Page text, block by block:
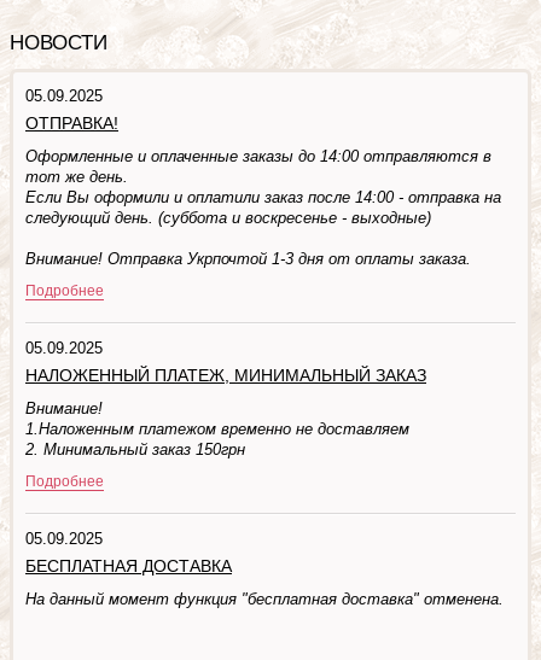
НОВОСТИ
05.09.2025
ОТПРАВКА!
Оформленные и оплаченные заказы до 14:00 отправляются в
тот же день.
Если Вы оформили и оплатили заказ после 14:00 - отправка на
следующий день. (суббота и воскресенье - выходные)
Внимание! Отправка Укрпочтой 1-3 дня от оплаты заказа.
Подробнее
05.09.2025
НАЛОЖЕННЫЙ ПЛАТЕЖ, МИНИМАЛЬНЫЙ ЗАКАЗ
Внимание!
1.Наложенным платежом временно не доставляем
2. Минимальный заказ 150грн
Подробнее
05.09.2025
БЕСПЛАТНАЯ ДОСТАВКА
На данный момент функция "бесплатная доставка" отменена.